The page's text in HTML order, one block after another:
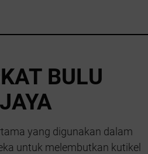
BULU
yang digunakan dalam
untuk melembutkan kutikel